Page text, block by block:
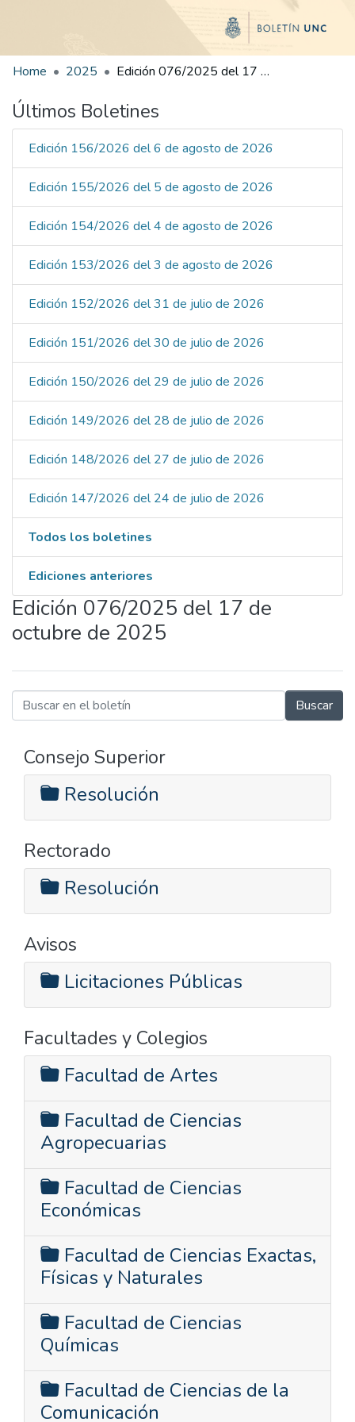
Home 2025 Edición 076/2025 del 17 de octubre de 2025
Últimos Boletines
Edición 156/2026 del 6 de agosto de 2026
Edición 155/2026 del 5 de agosto de 2026
Edición 154/2026 del 4 de agosto de 2026
Edición 153/2026 del 3 de agosto de 2026
Edición 152/2026 del 31 de julio de 2026
Edición 151/2026 del 30 de julio de 2026
Edición 150/2026 del 29 de julio de 2026
Edición 149/2026 del 28 de julio de 2026
Edición 148/2026 del 27 de julio de 2026
Edición 147/2026 del 24 de julio de 2026
Todos los boletines
Ediciones anteriores
Edición 076/2025 del 17 de
octubre de 2025
Buscar
Consejo Superior
Resolución
Rectorado
Resolución
Avisos
Licitaciones Públicas
Facultades y Colegios
Facultad de Artes
Facultad de Ciencias
Agropecuarias
Facultad de Ciencias
Económicas
Facultad de Ciencias Exactas,
Físicas y Naturales
Facultad de Ciencias
Químicas
Facultad de Ciencias de la
Comunicación